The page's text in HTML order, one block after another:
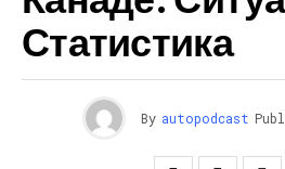
Статистика
By autopodcast